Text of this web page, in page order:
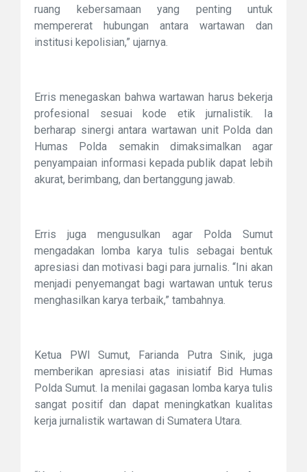
ruang kebersamaan yang penting untuk
mempererat hubungan antara wartawan dan
institusi kepolisian,” ujarnya.
Erris menegaskan bahwa wartawan harus bekerja
profesional sesuai kode etik jurnalistik. Ia
berharap sinergi antara wartawan unit Polda dan
Humas Polda semakin dimaksimalkan agar
penyampaian informasi kepada publik dapat lebih
akurat, berimbang, dan bertanggung jawab.
Erris juga mengusulkan agar Polda Sumut
mengadakan lomba karya tulis sebagai bentuk
apresiasi dan motivasi bagi para jurnalis. “Ini akan
menjadi penyemangat bagi wartawan untuk terus
menghasilkan karya terbaik,” tambahnya.
Ketua PWI Sumut, Farianda Putra Sinik, juga
memberikan apresiasi atas inisiatif Bid Humas
Polda Sumut. Ia menilai gagasan lomba karya tulis
sangat positif dan dapat meningkatkan kualitas
kerja jurnalistik wartawan di Sumatera Utara.